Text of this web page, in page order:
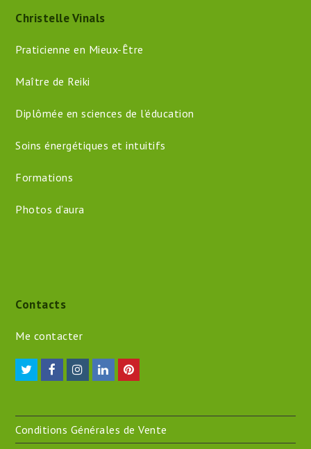
Christelle Vinals
Praticienne en Mieux-Être
Maître de Reiki
Diplômée en sciences de l’éducation
Soins énergétiques et intuitifs
Formations
Photos d’aura
Contacts
Me contacter
TwitterFacebookInstagram
LinkedInPinterest
Conditions Générales de Vente